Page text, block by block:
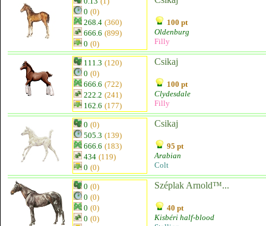
0 (0)
268.4 (360)
666.6 (899)
0 (0)
100 pt
Oldenburg
Filly
111.3 (120)
0 (0)
666.6 (722)
222.2 (241)
162.6 (177)
Csikaj
100 pt
Clydesdale
Filly
0 (0)
505.3 (139)
666.6 (183)
434 (119)
0 (0)
Csikaj
95 pt
Arabian
Colt
0 (0)
0 (0)
0 (0)
0 (0)
Széplak Arnold™...
40 pt
Kisbéri half-blood